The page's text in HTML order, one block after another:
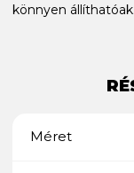
könnyen állíthatóak.
Méret